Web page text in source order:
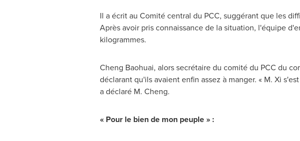
Il a écrit au Comité central du PCC, suggérant que les
Après avoir pris connaissance de la situation, l'équipe
kilogrammes.
Cheng Baohuai, alors secrétaire du comité du PCC du
déclarant qu'ils avaient enfin assez à manger. « M. Xi
a déclaré M. Cheng.
« Pour le bien de mon peuple » :